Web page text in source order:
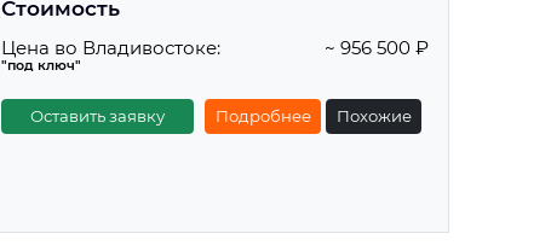
Стоимость
Цена во Владивостоке:
"под ключ"
~ 956 500 ₽
Оставить заявку Подробнее Похожие